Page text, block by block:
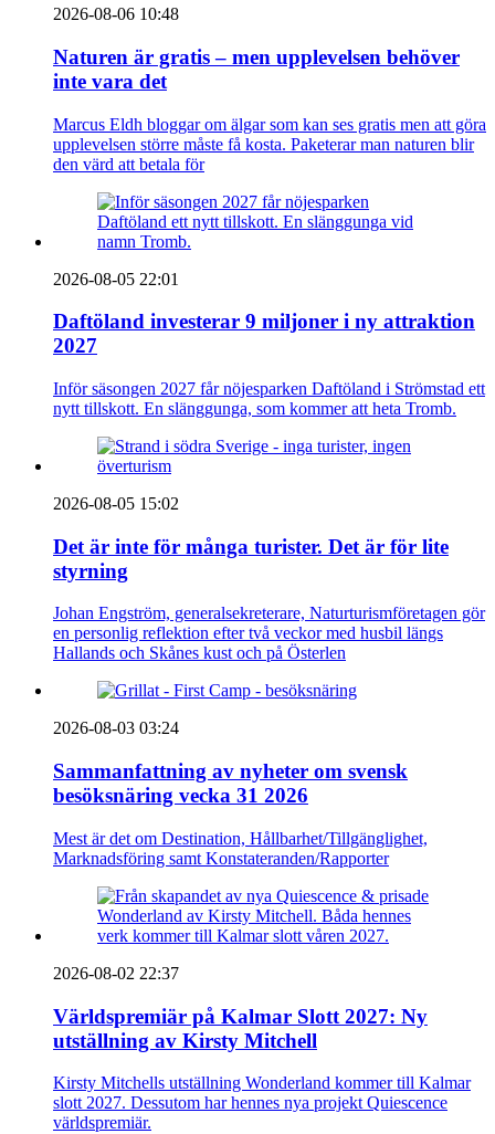
2026-08-06 10:48
Naturen är gratis – men upplevelsen behöver
inte vara det
Marcus Eldh bloggar om älgar som kan ses gratis men att göra
upplevelsen större måste få kosta. Paketerar man naturen blir
den värd att betala för
2026-08-05 22:01
Daftöland investerar 9 miljoner i ny attraktion
2027
Inför säsongen 2027 får nöjesparken Daftöland i Strömstad ett
nytt tillskott. En slänggunga, som kommer att heta Tromb.
2026-08-05 15:02
Det är inte för många turister. Det är för lite
styrning
Johan Engström, generalsekreterare, Naturturismföretagen gör
en personlig reflektion efter två veckor med husbil längs
Hallands och Skånes kust och på Österlen
2026-08-03 03:24
Sammanfattning av nyheter om svensk
besöksnäring vecka 31 2026
Mest är det om Destination, Hållbarhet/Tillgänglighet,
Marknadsföring samt Konstateranden/Rapporter
2026-08-02 22:37
Världspremiär på Kalmar Slott 2027: Ny
utställning av Kirsty Mitchell
Kirsty Mitchells utställning Wonderland kommer till Kalmar
slott 2027. Dessutom har hennes nya projekt Quiescence
världspremiär.